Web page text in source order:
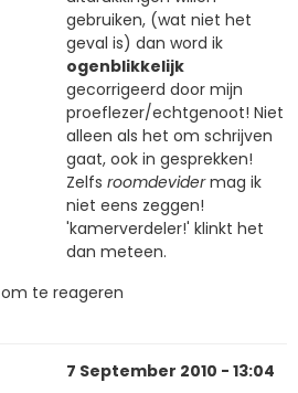
gebruiken, (wat niet het
geval is) dan word ik
ogenblikkelijk
gecorrigeerd door mijn
proeflezer/echtgenoot! Niet
alleen als het om schrijven
gaat, ook in gesprekken!
Zelfs roomdevidermag ik
niet eens zeggen!
'kamerverdeler!' klinkt het
dan meteen.
om te reageren
7 September 2010 - 13:04